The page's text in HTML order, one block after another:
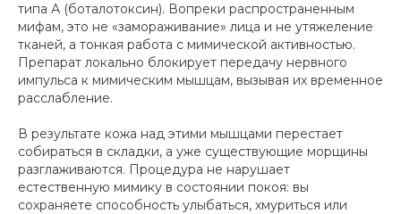
типа А (боталотоксин). Вопреки распространенным
мифам, это не «замораживание» лица и не утяжеление
тканей, а тонкая работа с мимической активностью.
Препарат локально блокирует передачу нервного
импульса к мимическим мышцам, вызывая их временное
расслабление.
В результате кожа над этими мышцами перестает
собираться в складки, а уже существующие морщины
разглаживаются. Процедура не нарушает
естественную мимику в состоянии покоя: вы
сохраняете способность улыбаться, хмуриться или